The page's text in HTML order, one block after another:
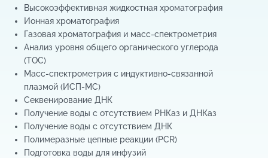
Высокоэффективная жидкостная хроматография
Ионная хроматография
Газовая хроматография и масс-спектрометрия
Анализ уровня общего органического углерода
(TOC)
Масс-спектрометрия с индуктивно-связанной
плазмой (ИСП-МС)
Секвенирование ДНК
Получение воды с отсутствием РНКаз и ДНКаз
Получение воды с отсутствием ДНК
Полимеразные цепные реакции (PCR)
Подготовка воды для инфузий